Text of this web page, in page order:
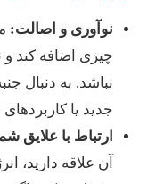
نوآوری و اصالت:
چیزی اضافه کند و
نباشد. به دنبال
جدید یا کاربردهای
ارتباط با علایق شما:
آن علاقه دارید،